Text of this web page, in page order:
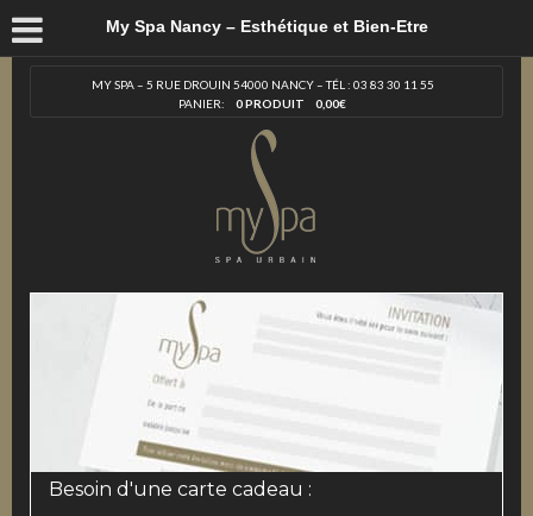
My Spa Nancy – Esthétique et Bien-Etre
MY SPA – 5 RUE DROUIN 54000 NANCY – TÉL : 03 83 30 11 55
PANIER:
0 PRODUIT 0,00€
Besoin d'une carte cadeau :